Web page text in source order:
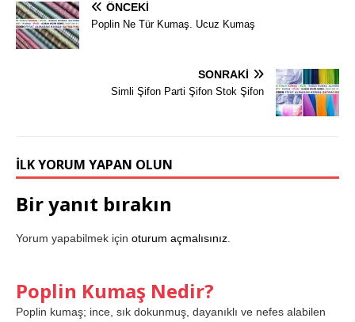
ÖNCEKI
Poplin Ne Tür Kumaş. Ucuz Kumaş
SONRAKI
Simli Şifon Parti Şifon Stok Şifon
İLK YORUM YAPAN OLUN
Bir yanıt bırakın
Yorum yapabilmek için oturum açmalısınız
Poplin Kumaş Nedir?
Poplin kumaş; ince, sık dokunmuş, dayanıklı ve nefes alabilen